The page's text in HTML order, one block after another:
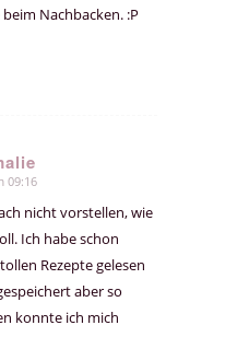
Nachbacken. :P
09:16
nicht vorstellen, wie
Ich habe schon
Rezepte gelesen
aber so
konnte ich mich